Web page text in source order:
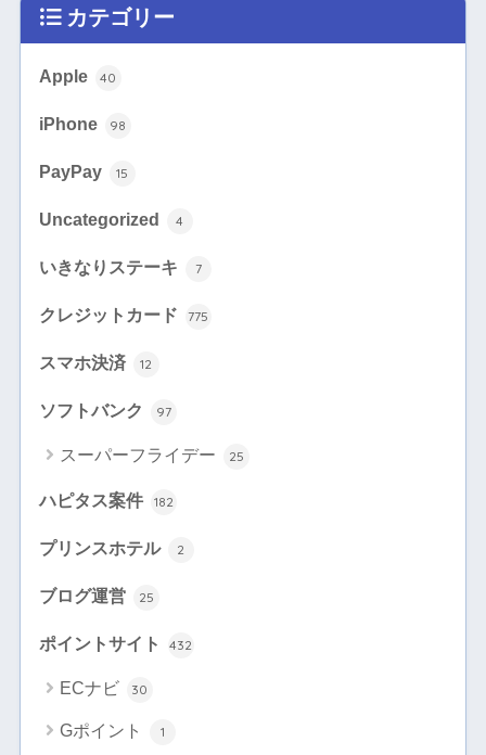
カテゴリー
Apple 40
iPhone 98
PayPay 15
Uncategorized 4
いきなりステーキ 7
クレジットカード 775
スマホ決済 12
ソフトバンク 97
スーパーフライデー 25
ハピタス案件 182
プリンスホテル 2
ブログ運営 25
ポイントサイト 432
ECナビ 30
Gポイント 1